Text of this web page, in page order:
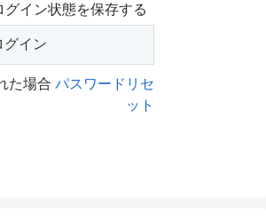
グイン状態を保存する
た場合 パスワードリセ
ット